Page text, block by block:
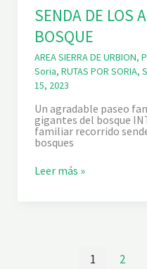
G
A
R
D
E
C
A
S
T
R
V
I
E
J
SENDA DE LOS
BOSQUE
AREA SIERRA DE URBION,
Soria, RUTAS POR SORIA,
15, 2023
Un agradable paseo
gigantes del bosque
familiar recorrido
bosques
SLeer más »
1 2